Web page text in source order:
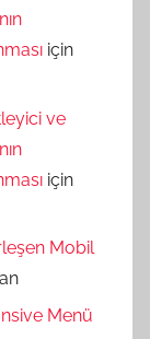
için
ve
için
Mobil
Menü